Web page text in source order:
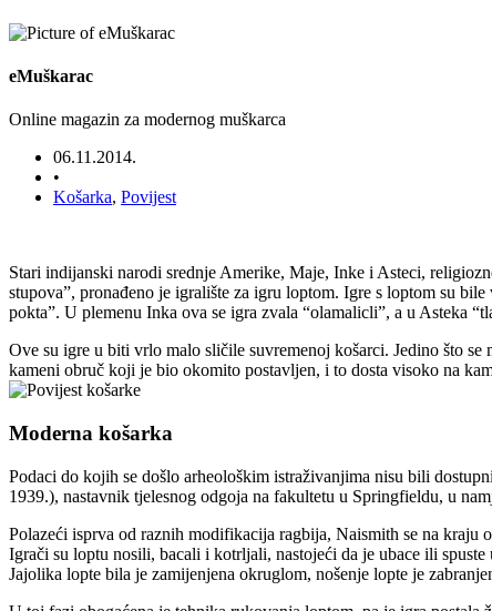
eMuškarac
Online magazin za modernog muškarca
06.11.2014.
•
Košarka, Povijest
Stari indijanski narodi srednje Amerike, Maje, Inke i Asteci,
stupova”, pronađeno je igralište za igru loptom. Igre s loptom su
pokta”. U plemenu Inka ova se igra zvala “olamalicli”, a u Asteka
Ove su igre u biti vrlo malo sličile suvremenoj košarci. Jedino što
kameni obruč koji je bio okomito postavljen, i to dosta visoko na
Moderna košarka
Podaci do kojih se došlo arheološkim istraživanjima nisu bili
1939.), nastavnik tjelesnog odgoja na fakultetu u Springfieldu, u
Polazeći isprva od raznih modifikacija ragbija, Naismith se na
Igrači su loptu nosili, bacali i kotrljali, nastojeći da je ubace ili
Jajolika lopte bila je zamijenjena okruglom, nošenje lopte je